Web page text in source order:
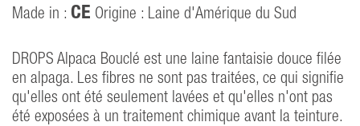
Made in : CE Origine : Laine d'Amérique du Sud
DROPS Alpaca Bouclé est une laine fantaisie douce filée
en alpaga. Les fibres ne sont pas traitées, ce qui signifie
qu'elles ont été seulement lavées et qu'elles n'ont pas
été exposées à un traitement chimique avant la teinture.